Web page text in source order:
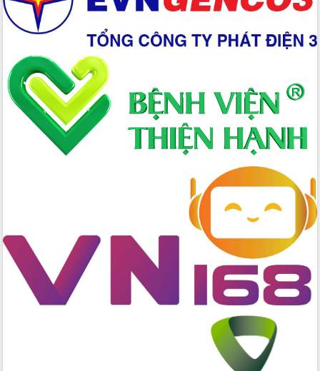
Triển khai đồng bộ đo đạc, lập hồ sơ
địa chính, hoàn thiện cơ sở dữ liệu đất
Ứng dụng sinh trắc học - Bước tiến
trong hành trình chuyển đổi số tại Đắk
Lắk
Đắk Lắk nâng cao hiệu quả công tác
Đảng từ Sổ tay đảng viên điện tử
Đắk Lắk đẩy mạnh nuôi biển công
nghệ, hướng tới phát triển thủy sản
Quyền của người tiêu dùng Việt Nam
2026
Đẩy mạnh cải cách hành chính, quyết
tâm đạt được mục tiêu tăng trưởng
hai con số trong năm 2026